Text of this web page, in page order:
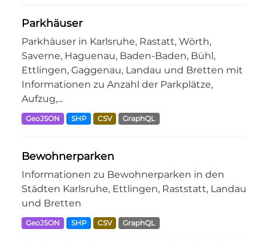
Parkhäuser
Parkhäuser in Karlsruhe, Rastatt, Wörth,
Saverne, Haguenau, Baden-Baden, Bühl,
Ettlingen, Gaggenau, Landau und Bretten mit
Informationen zu Anzahl der Parkplätze,
Aufzug,...
GeoJSON SHP CSV GraphQL
Bewohnerparken
Informationen zu Bewohnerparken in den
Städten Karlsruhe, Ettlingen, Raststatt, Landau
und Bretten
GeoJSON SHP CSV GraphQL